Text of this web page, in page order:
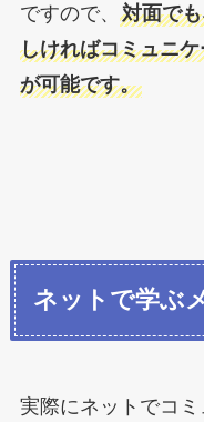
ですので、 対面で
しければコミュニ
が可能です。
ネットで学ぶ
実際にネットでコ